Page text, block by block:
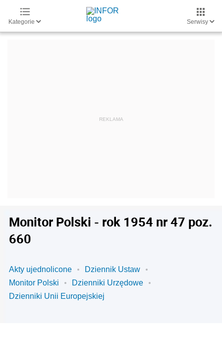
Kategorie Serwisy
Monitor Polski - rok 1954 nr 47 poz.
660
Akty ujednolicone
Dziennik Ustaw
Monitor Polski
Dzienniki Urzędowe
Dzienniki Unii Europejskiej